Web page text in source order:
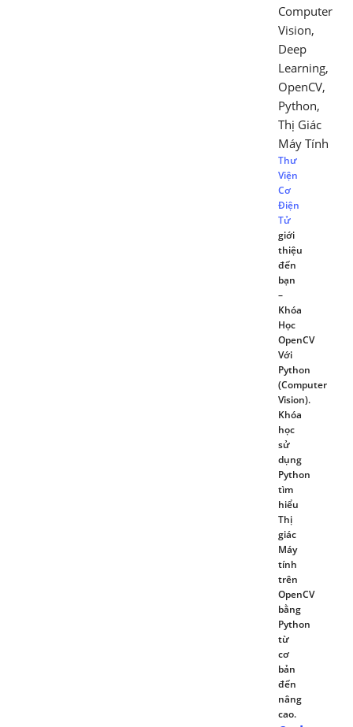
Computer
Vision,
Deep
Learning,
OpenCV,
Python,
Thị Giác
Máy Tính
Thư
Viện
Cơ
Điện
Tử
giới
thiệu
đến
bạn
–
Khóa
Học
OpenCV
Với
Python
(Computer
Vision).
Khóa
học
sử
dụng
Python
tìm
hiểu
Thị
giác
Máy
tính
trên
OpenCV
bằng
Python
từ
cơ
bản
đến
nâng
cao.